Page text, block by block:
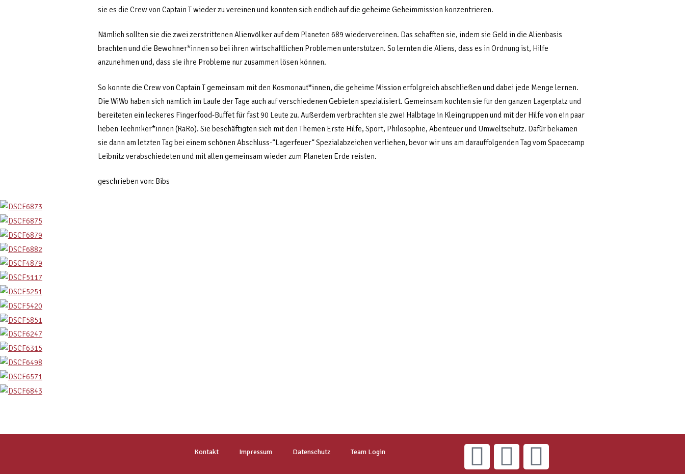
sie es die Crew von Captain T wieder zu vereinen und konnten sich endlich auf die geheime Geheimmission konzentrieren.
Nämlich sollten sie die zwei zerstrittenen Alienvölker auf dem Planeten 689 wiedervereinen. Das schafften sie, indem sie Geld in die Alienbasis
brachten und die Bewohner*innen so bei ihren wirtschaftlichen Problemen unterstützen. So lernten die Aliens, dass es in Ordnung ist, Hilfe
anzunehmen und, dass sie ihre Probleme nur zusammen lösen können.
So konnte die Crew von Captain T gemeinsam mit den Kosmonaut*innen, die geheime Mission erfolgreich abschließen und dabei jede Menge lernen.
Die WiWö haben sich nämlich im Laufe der Tage auch auf verschiedenen Gebieten spezialisiert. Gemeinsam kochten sie für den ganzen Lagerplatz und
bereiteten ein leckeres Fingerfood-Buffet für fast 90 Leute zu. Außerdem verbrachten sie zwei Halbtage in Kleingruppen und mit der Hilfe von ein paar
lieben Techniker*innen (RaRo). Sie beschäftigten sich mit den Themen Erste Hilfe, Sport, Philosophie, Abenteuer und Umweltschutz. Dafür bekamen
sie dann am letzten Tag bei einem schönen Abschluss-“Lagerfeuer“ Spezialabzeichen verliehen, bevor wir uns am darauffolgenden Tag vom Spacecamp
Leibnitz verabschiedeten und mit allen gemeinsam wieder zum Planeten Erde reisten.
geschrieben von: Bibs
Kontakt Impressum Datenschutz Team Login